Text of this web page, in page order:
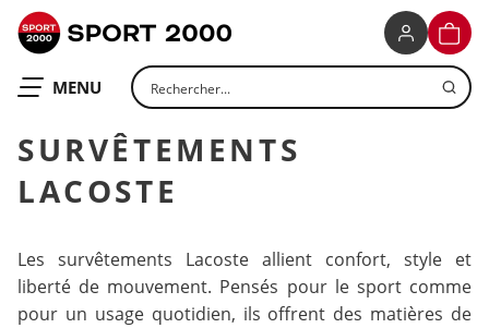
OUVRIR LE
MENU Rechercher un produit
SURVÊTEMENTS
LACOSTE
Les survêtements Lacoste allient confort, style et
liberté de mouvement. Pensés pour le sport comme
pour un usage quotidien, ils offrent des matières de